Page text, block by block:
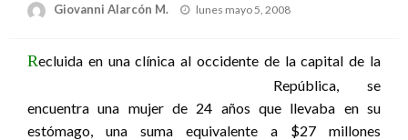
Giovanni Alarcón M.
Publicado
lunes mayo 5, 2008
Recluida en una clínica al occidente de lacapital de la
República, se
encuentra una mujer de 24 años que llevaba en su
estómago, una suma equivalente a $27 millones